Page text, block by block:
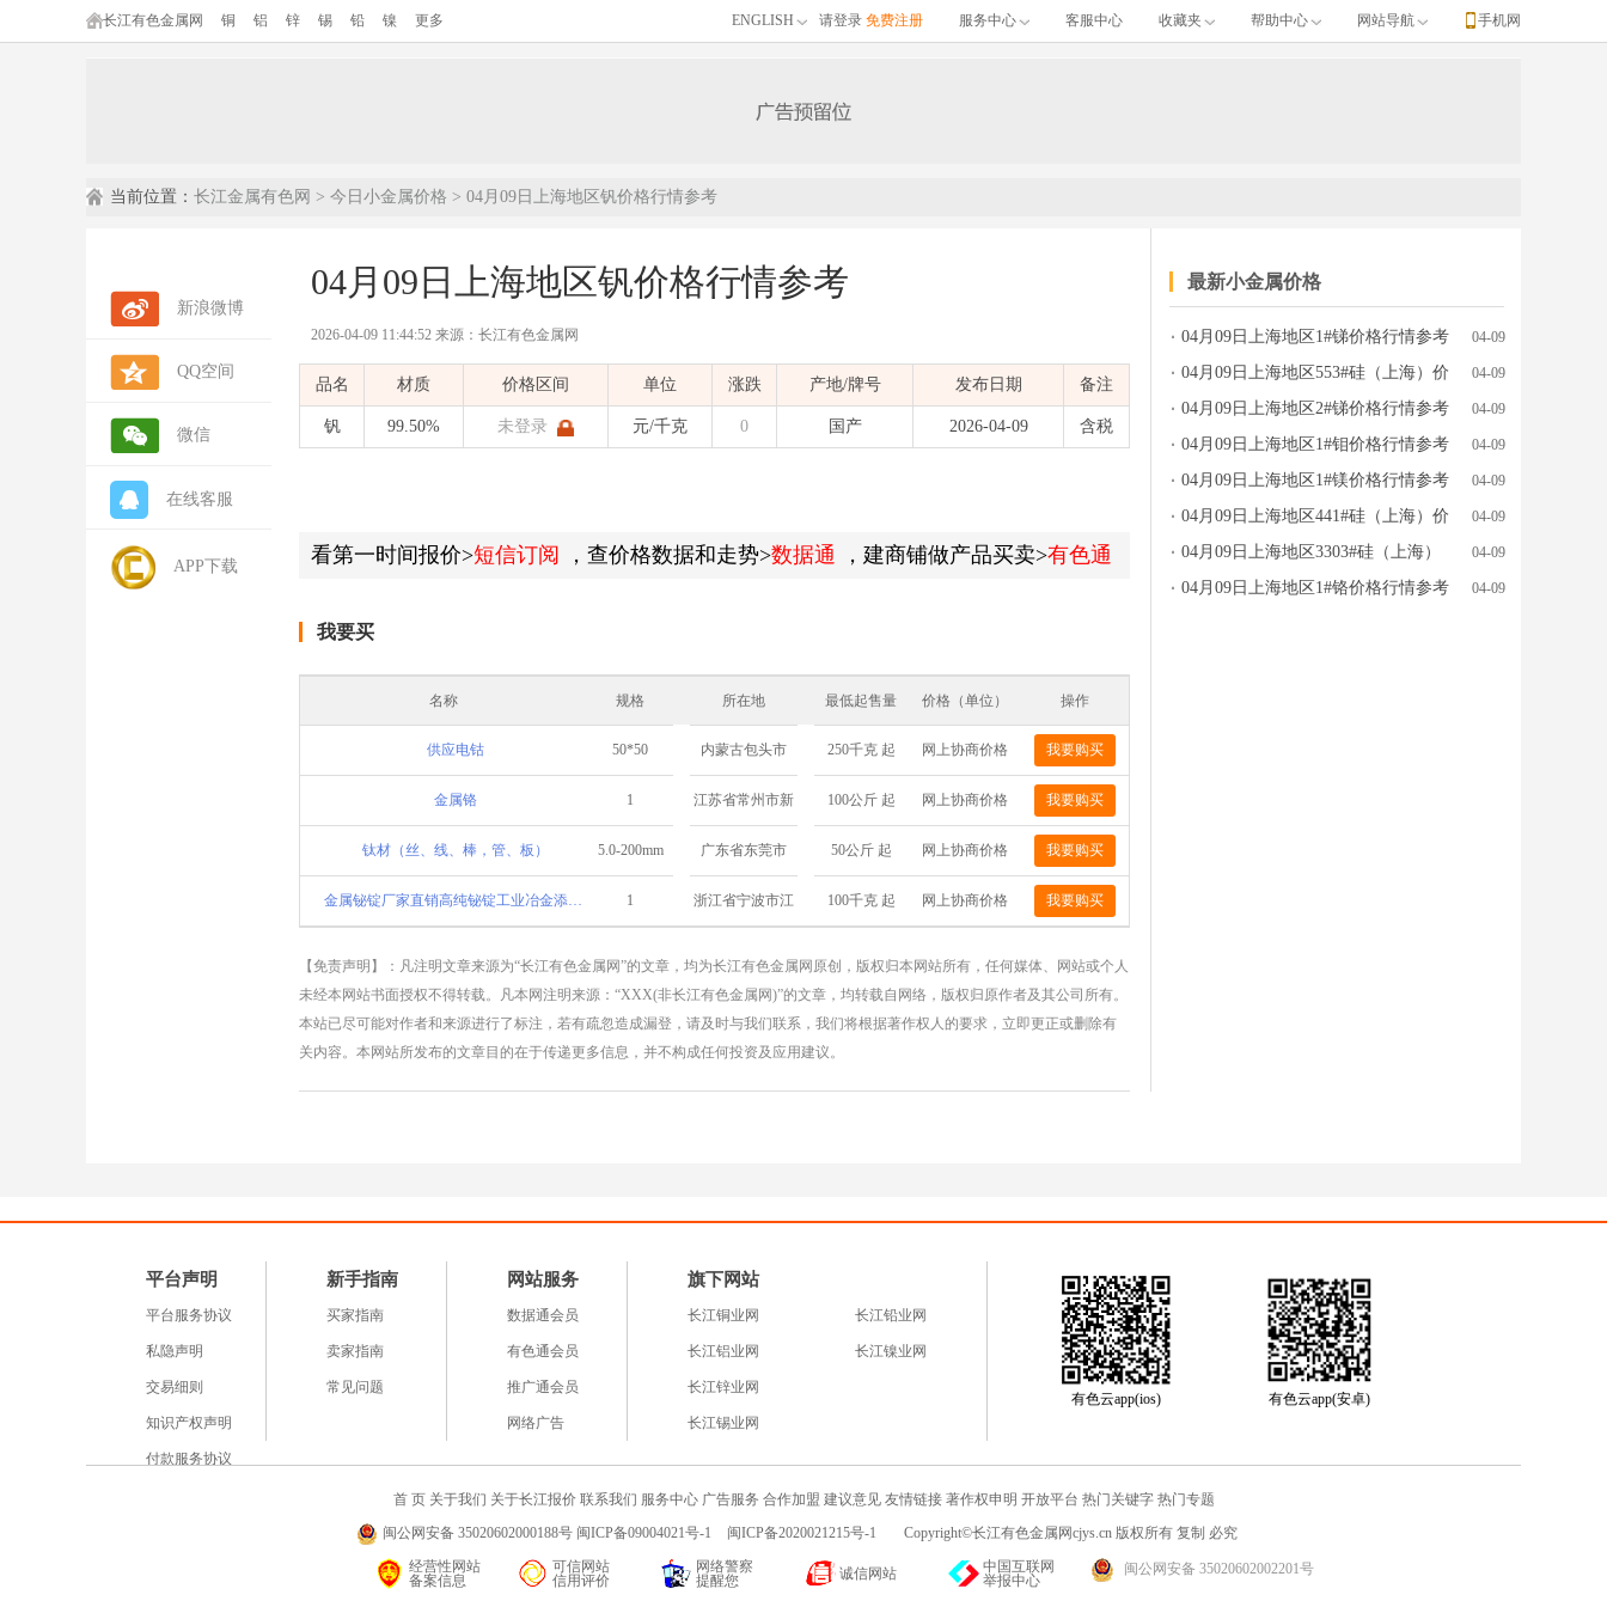
长江有色金属网 铜 铝 锌 锡 铅 镍 更多 ENGLISH 请登录 免费注册 服务中心 客服中心 收藏夹 帮助中心 网站导航 手机网
当前位置： 长江金属有色网 > 今日小金属价格 > 04月09日上海地区钒价格行情参考
新浪微博
QQ空间
微信
在线客服
APP下载
04月09日上海地区钒价格行情参考
2026-04-09 11:44:52 来源：长江有色金属网
本文为长江有色金属网发布的04月09日上海地区钒价格行情参考，包含品名、材质、价格区间、单位、涨跌、产地牌号、发布日期等完整行情数据。
数据类型：
现货市场报价 | 行情参考 | 有色金属价格
品名 材质 价格区间 单位 涨跌 产地/牌号 发布日期 备注
钒 99.50% 未登录 元/千克 0 国产 2026-04-09 含税
看第一时间报价>短信订阅 ，查价格数据和走势>数据通 ，建商铺做产品买卖>有色通
我要买
名称 规格 所在地 最低起售量 价格（单位） 操作
供应电钴 50*50 内蒙古包头市 250千克 起 网上协商价格 我要购买
金属铬 1 江苏省常州市新
北区春江路171号
100公斤 起 网上协商价格 我要购买
钛材（丝、线、棒，管、板） 5.0-200mm 广东省东莞市 50公斤 起 网上协商价格 我要购买
金属铋锭厂家直销高纯铋锭工业冶金添加用铋块批发 1 浙江省宁波市江
桥8号
100千克 起 网上协商价格 我要购买
【免责声明】：凡注明文章来源为“长江有色金属网”的文章，均为长江有色金属网原创，版权归本网站所有，任何媒体、网站或个人
未经本网站书面授权不得转载。凡本网注明来源：“XXX(非长江有色金属网)”的文章，均转载自网络，版权归原作者及其公司所有。
本站已尽可能对作者和来源进行了标注，若有疏忽造成漏登，请及时与我们联系，我们将根据著作权人的要求，立即更正或删除有
关内容。本网站所发布的文章目的在于传递更多信息，并不构成任何投资及应用建议。
最新小金属价格
04月09日上海地区1#锑价格行情参考 04-09
04月09日上海地区553#硅（上海）价
格行情参考
04-09
04月09日上海地区2#锑价格行情参考 04-09
04月09日上海地区1#钼价格行情参考 04-09
04月09日上海地区1#镁价格行情参考 04-09
04月09日上海地区441#硅（上海）价
格行情参考
04-09
04月09日上海地区3303#硅（上海）
价格行情参考
04-09
04月09日上海地区1#铬价格行情参考 04-09
平台声明
平台服务协议
私隐声明
交易细则
知识产权声明
付款服务协议
新手指南
买家指南
卖家指南
常见问题
网站服务
数据通会员
有色通会员
推广通会员
网络广告
旗下网站
长江铜业网
长江铝业网
长江锌业网
长江锡业网
长江铅业网
长江镍业网
有色云app(ios) 有色云app(安卓)
首 页 关于我们 关于长江报价 联系我们 服务中心 广告服务 合作加盟 建议意见 友情链接 著作权申明 开放平台 热门关键字 热门专题
闽公网安备 35020602000188号 闽ICP备09004021号-1
闽ICP备2020021215号-1 Copyright©长江有色金属网cjys.cn 版权所有 复制 必究
经营性网站
备案信息
可信网站
信用评价
网络警察
提醒您
诚信网站
中国互联网
举报中心
闽公网安备 35020602002201号